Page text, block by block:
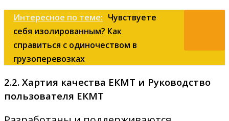
Интересное по теме: Чувствуете
себя изолированным? Как
справиться с одиночеством в
грузоперевозках
2.2. Хартия качества ЕКМТ и Руководство
пользователя ЕКМТ